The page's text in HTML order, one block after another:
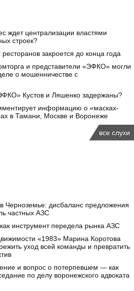
ждет централизации властями
строек?
закроется до конца года
и представители «ЭФКО» могли
о мошенничестве с
Кустов и Ляшенко задержаны?
информацию о «масках-
в Тамани, Москве и Воронеже
все слухи
Черноземье: дисбаланс предложения
частных АЗС
инструмент передела рынка АЗС
«1983» Марина Коротова
уход всей команды и превратить
и вопрос о потерпевшем — как
по делу воронежского адвоката